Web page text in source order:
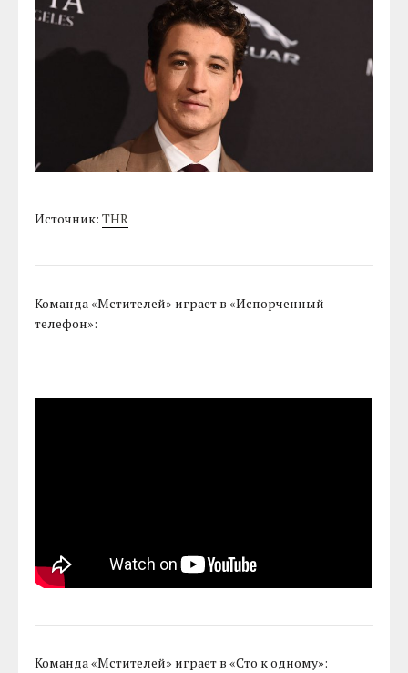
Источник:THR
Команда «Мстителей» играет в «Испорченный
телефон»:
Команда «Мстителей» играет в «Сто к одному»: